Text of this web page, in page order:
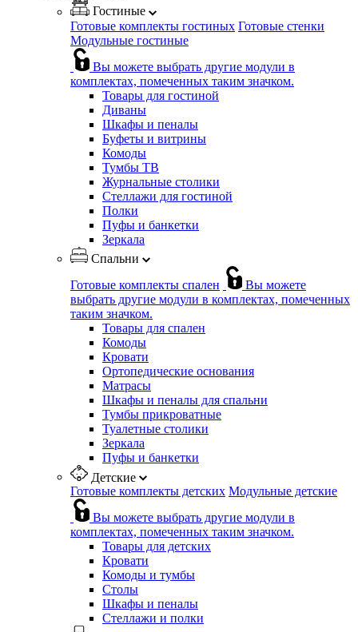
Гостиные
Готовые комплекты гостиных Готовые стенки
Модульные гостиные
Вы можете выбрать другие модули в
комплектах, помеченных таким значком.
Товары для гостиной
Диваны
Шкафы и пеналы
Буфеты и витрины
Комоды
Тумбы ТВ
Журнальные столики
Стеллажи для гостиной
Полки
Пуфы и банкетки
Зеркала
Спальни
Готовые комплекты спален
Вы можете
выбрать другие модули в комплектах, помеченных
таким значком.
Товары для спален
Комоды
Кровати
Ортопедические основания
Матрасы
Шкафы и пеналы для спальни
Тумбы прикроватные
Туалетные столики
Зеркала
Пуфы и банкетки
Детские
Готовые комплекты детских Модульные детские
Вы можете выбрать другие модули в
комплектах, помеченных таким значком.
Товары для детских
Кровати
Комоды и тумбы
Столы
Шкафы и пеналы
Стеллажи и полки